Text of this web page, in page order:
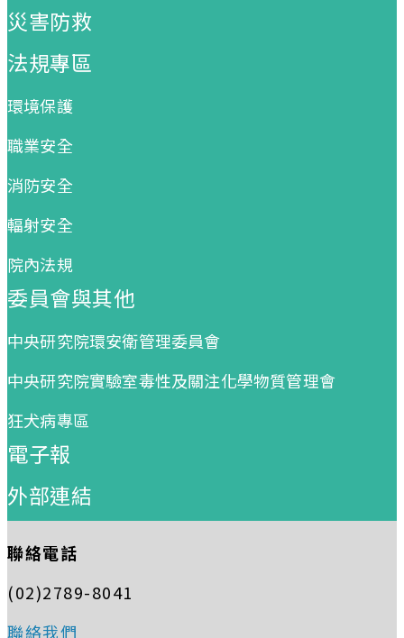
災害防救
法規專區
環境保護
職業安全
消防安全
輻射安全
院內法規
委員會與其他
中央研究院環安衛管理委員會
中央研究院實驗室毒性及關注化學物質管理會
狂犬病專區
電子報
外部連結
聯絡電話
(02)2789-8041
聯絡我們